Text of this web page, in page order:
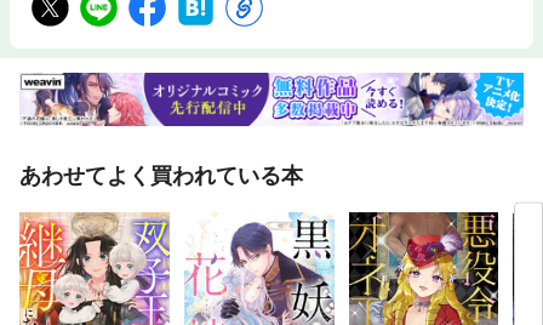
あわせてよく買われている本